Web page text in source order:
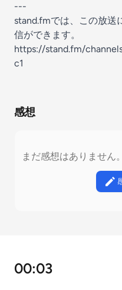
---
stand.fmでは、この放送
信ができます。
https://stand.fm/
c1
感想
まだ感想はありません
00:03